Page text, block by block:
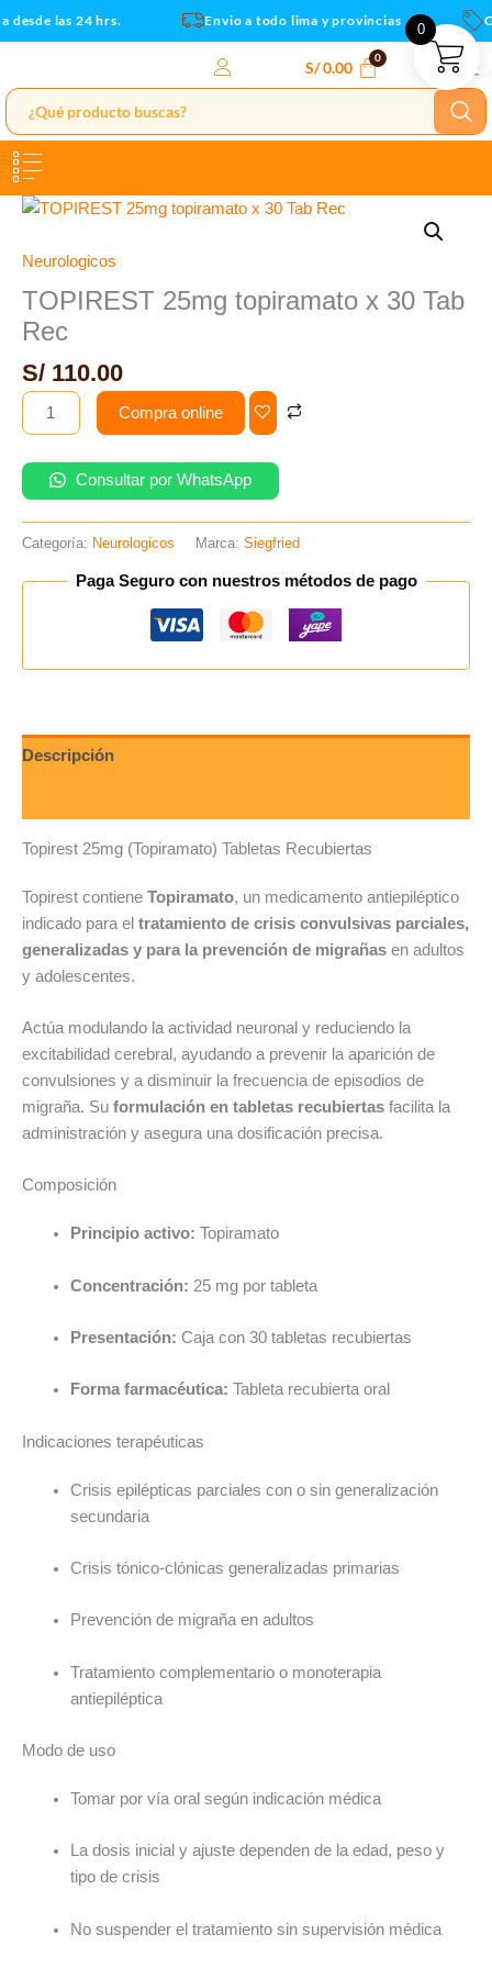
al
las 24 hrs. Envio a todo lima y provincias
S/0.00
Neurologicos
TOPIREST 25mg topiramato x 30 Tab
Rec
S/ 110.00
TOPIREST
topiramato
30
Tab
Rec
cantidad
Compra online
Consultar por WhatsApp
Categoría: Neurologicos Marca: Siegfried
Paga Seguro con nuestros métodos de pago
Descripción
Topirest 25mg (Topiramato) Tabletas Recubiertas
Topirest contiene Topiramato, un medicamento antiepiléptico
indicado para el tratamiento de crisis convulsivas parciales,
generalizadas y para la prevención de migrañas en adultos
y adolescentes.
Actúa modulando la actividad neuronal y reduciendo la
excitabilidad cerebral, ayudando a prevenir la aparición de
convulsiones y a disminuir la frecuencia de episodios de
migraña. Su formulación en tabletas recubiertas facilita la
administración y asegura una dosificación precisa.
Composición
Principio activo: Topiramato
Concentración: 25 mg por tableta
Presentación: Caja con 30 tabletas recubiertas
Forma farmacéutica: Tableta recubierta oral
Indicaciones terapéuticas
Crisis epilépticas parciales con o sin generalización
secundaria
Crisis tónico-clónicas generalizadas primarias
Prevención de migraña en adultos
Tratamiento complementario o monoterapia
antiepiléptica
Modo de uso
Tomar por vía oral según indicación médica
La dosis inicial y ajuste dependen de la edad, peso y
tipo de crisis
No suspender el tratamiento sin supervisión médica
0
Rec